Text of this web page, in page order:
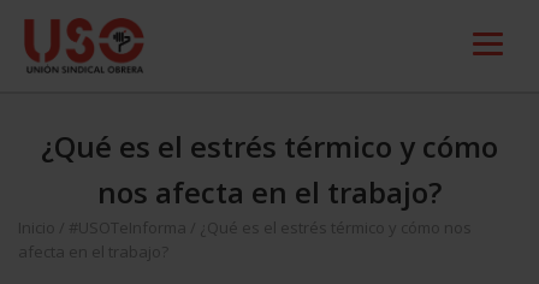
¿Qué es el estrés térmico y cómo
nos afecta en el trabajo?
Inicio #USOTeInforma
¿Qué es el estrés térmico y cómo nos
afecta en el trabajo?